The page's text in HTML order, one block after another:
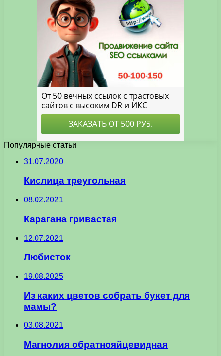
Популярные статьи
31.07.2020
Кислица треугольная
08.02.2021
Карагана гривастая
12.07.2021
Любисток
19.08.2025
Из каких цветов собрать букет для
мамы?
03.08.2021
Магнолия обратнояйцевидная